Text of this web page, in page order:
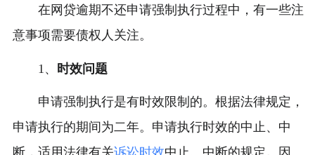
在网贷逾期不还申请强制执行过程中，有一些注
意事项需要债权人关注。
1、 时效问题
申请强制执行是有时效限制的。根据法律规定，
申请执行的期间为二年。申请执行时效的中止、中